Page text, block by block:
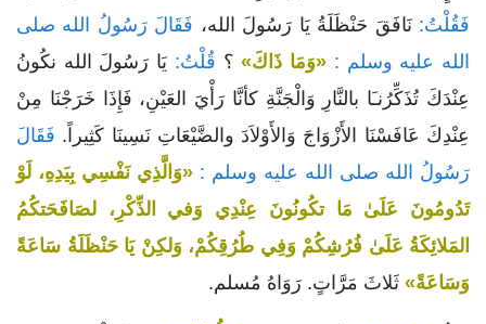
فَقُلْتُ: نَافَقَ حَنْظَلَةُ يَا رَسُولَ الله، فَقَالَ رَسُولُ الله صلى
الله عليه وسلم : «وَمَا ذَاكَ»؟ قُلْتُ: يَا رَسُولَ الله نكُونُ
عِنْدَكَ تُذَكِّرُنـَا بالنَّارِ وَالْجَنَّةِ كأنَّا رَأْيَ العَيْنِ، فَإِذَا خَرَجْنَا مِنْ
عِنْدِكَ عَافَسْنَا الأَزْوَاجَ وَالأَوْلاَدَ والضَّيْعَاتِ نَسِينَا كَثِيراً. فَقَالَ
رَسُولُ الله صلى الله عليه وسلم : «وَالَّذِي نَفْسِي بِيَدِهِ، لَوْ
تَدُومُونَ عَلَىٰ مَا تكُونُونَ عِنْدِي وَفي الذِّكْرِ، لصَافَحَتكُمُ
المَلائِكَةُ عَلَىٰ فُرُشِكُمْ وَفِي طُرُقِكُمْ، وَلكِنْ يَا حَنْظَلَةُ سَاعَةً
وَسَاعَةً» ثَلاثَ مَرَّاتٍ. رَوَاهُ مُسلم.